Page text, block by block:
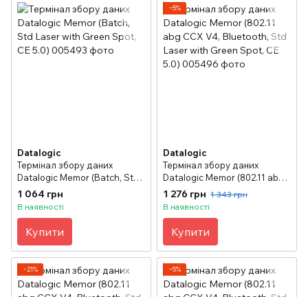
Datalogic
Термінал збору даних
Datalogic Memor (Batch, Std
Laser with Green Spot, CE
5.0)
1 064 грн
В наявності
Купити
−5%
Datalogic
Термінал збору даних
Datalogic Memor (802.11 abg
CCX V4, Bluetooth, Std Laser
with Green Spot, CE 5.0)
1 276 грн 1 343 грн
В наявності
Купити
−21% −5%